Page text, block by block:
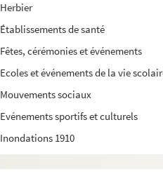
Herbier
Établissements de santé
Fêtes, cérémonies et événements
Ecoles et événements de la vie
Mouvements sociaux
Evénements sportifs et culturels
Inondations 1910